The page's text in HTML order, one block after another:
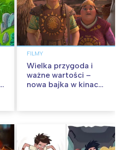
FILMY
Wielka przygoda i
ważne wartości –
nowa bajka w kinach